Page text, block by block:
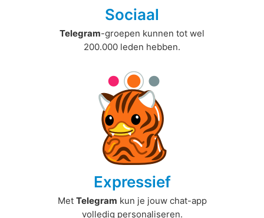
Sociaal
Telegram-groepen kunnen tot wel
200.000 leden hebben.
Expressief
Met Telegram kun je jouw chat-app
volledig personaliseren.